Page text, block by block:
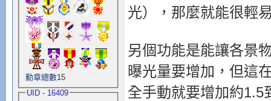
勳章總數15
UID - 16409
光），那麼就能很輕
另個功能是能讓各景
曝光量要增加，但這
全手動就要增加約1.5